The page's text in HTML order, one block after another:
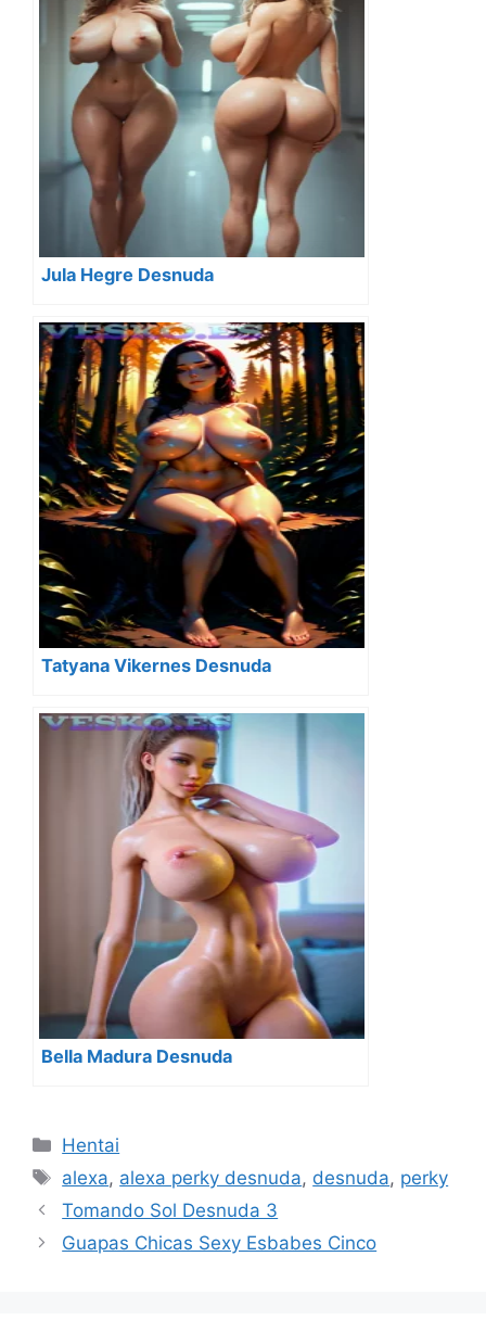
Jula Hegre Desnuda
Tatyana Vikernes Desnuda
Bella Madura Desnuda
Categorías
Hentai
Etiquetas
alexa, alexa perky desnuda, desnuda, perky
Tomando Sol Desnuda 3
Guapas Chicas Sexy Esbabes Cinco